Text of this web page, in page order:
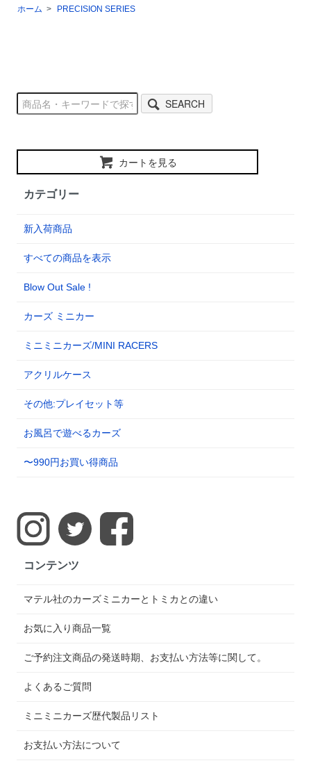
ホーム > PRECISION SERIES
SEARCH
カートを見る
カテゴリー
新入荷商品
すべての商品を表示
Blow Out Sale !
カーズ ミニカー
ミニミニカーズ/MINI RACERS
アクリルケース
その他:プレイセット等
お風呂で遊べるカーズ
〜990円お買い得商品
コンテンツ
マテル社のカーズミニカーとトミカとの違い
お気に入り商品一覧
ご予約注文商品の発送時期、お支払い方法等に関して。
よくあるご質問
ミニミニカーズ歴代製品リスト
お支払い方法について